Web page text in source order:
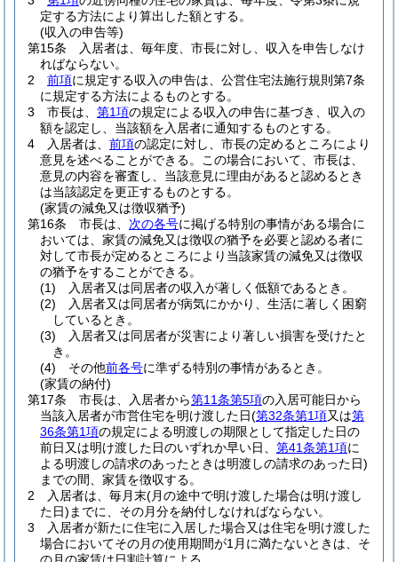
定する方法により算出した額とする。
(収入の申告等)
第15条
入居者は、毎年度、市長に対し、収入を申告しなけ
ればならない。
2
前項に規定する収入の申告は、公営住宅法施行規則第7条
に規定する方法によるものとする。
3
市長は、 第1項の規定による収入の申告に基づき、収入の
額を認定し、当該額を入居者に通知するものとする。
4
入居者は、 前項の認定に対し、市長の定めるところにより
意見を述べることができる。
この場合において、市長は、
意見の内容を審査し、当該意見に理由があると認めるとき
は当該認定を更正するものとする。
(家賃の減免又は徴収猶予)
第16条
市長は、 次の各号に掲げる特別の事情がある場合に
おいては、家賃の減免又は徴収の猶予を必要と認める者に
対して市長が定めるところにより当該家賃の減免又は徴収
の猶予をすることができる。
(1)
入居者又は同居者の収入が著しく低額であるとき。
(2)
入居者又は同居者が病気にかかり、生活に著しく困窮
しているとき。
(3)
入居者又は同居者が災害により著しい損害を受けたと
き。
(4)
その他前各号に準ずる特別の事情があるとき。
(家賃の納付)
第17条
市長は、入居者から第11条第5項の入居可能日から
当該入居者が市営住宅を明け渡した日(第32条第1項又は第
36条第1項の規定による明渡しの期限として指定した日の
前日又は明け渡した日のいずれか早い日、 第41条第1項に
よる明渡しの請求のあったときは明渡しの請求のあった日)
までの間、家賃を徴収する。
2
入居者は、毎月末(月の途中で明け渡した場合は明け渡し
た日) までに、その月分を納付しなければならない。
3
入居者が新たに住宅に入居した場合又は住宅を明け渡した
場合においてその月の使用期間が1月に満たないときは、そ